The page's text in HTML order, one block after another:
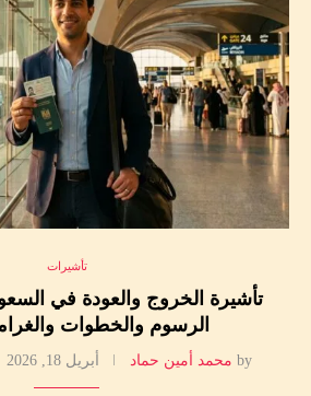
تأشيرات
الرسوم والخطوات
by محمد أمين حماد أبريل 18, 2026